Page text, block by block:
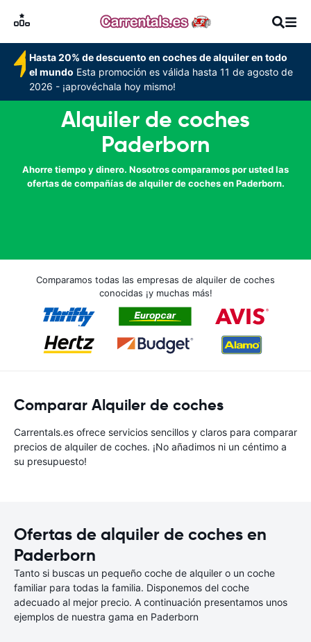
Hasta 20% de descuento en coches de alquiler en todo
el mundo Esta promoción es válida hasta 11 de agosto de
2026 - ¡aprovéchala hoy mismo!
Alquiler de coches
Paderborn
Ahorre tiempo y dinero. Nosotros comparamos por usted las
ofertas de compañías de alquiler de coches en Paderborn.
Comparamos todas las empresas de alquiler de coches
conocidas ¡y muchas más!
Comparar Alquiler de coches
Carrentals.es ofrece servicios sencillos y claros para comparar
precios de alquiler de coches. ¡No añadimos ni un céntimo a
su presupuesto!
Ofertas de alquiler de coches en
Paderborn
Tanto si buscas un pequeño coche de alquiler o un coche
familiar para todas la familia. Disponemos del coche
adecuado al mejor precio. A continuación presentamos unos
ejemplos de nuestra gama en Paderborn